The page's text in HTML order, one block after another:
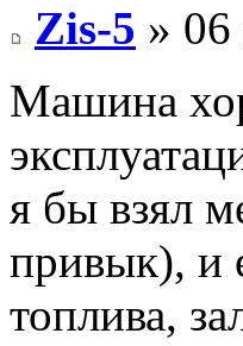
Zis-5 » 06
Машина
я бы взял
привык), и
топлива,